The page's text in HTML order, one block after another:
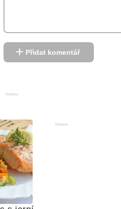
Přidat komentář
Reklama
Reklama